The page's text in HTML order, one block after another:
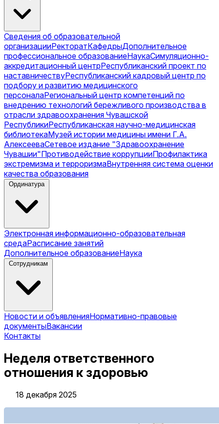
Сведения об образовательной
организацииРекторатКафедрыДополнительное
профессиональное образованиеНаукаСимуляционно-
аккредитационный центрРеспубликанский проект по
наставничествуРеспубликанский кадровый центр по
подбору и развитию медицинского
персоналаРегиональный центр компетенций по
внедрению технологий бережливого производства в
отрасли здравоохранения Чувашской
РеспубликиРеспубликанская научно-медицинская
библиотекаМузей истории медицины имени Г.А.
АлексееваСетевое издание "Здравоохранение
Чувашии"Противодействие коррупцииПрофилактика
экстремизма и терроризмаВнутренняя система оценки
качества образования
Ординатура
Электронная информационно-образовательная
средаРасписание занятий
Дополнительное образованиеНаука
Сотрудникам
Новости и объявленияНормативно-правовые
документыВакансии
Контакты
Неделя ответственного
отношения к здоровью
18 декабря 2025